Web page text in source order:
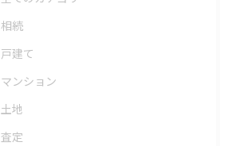
相続
戸建て
マンション
土地
査定